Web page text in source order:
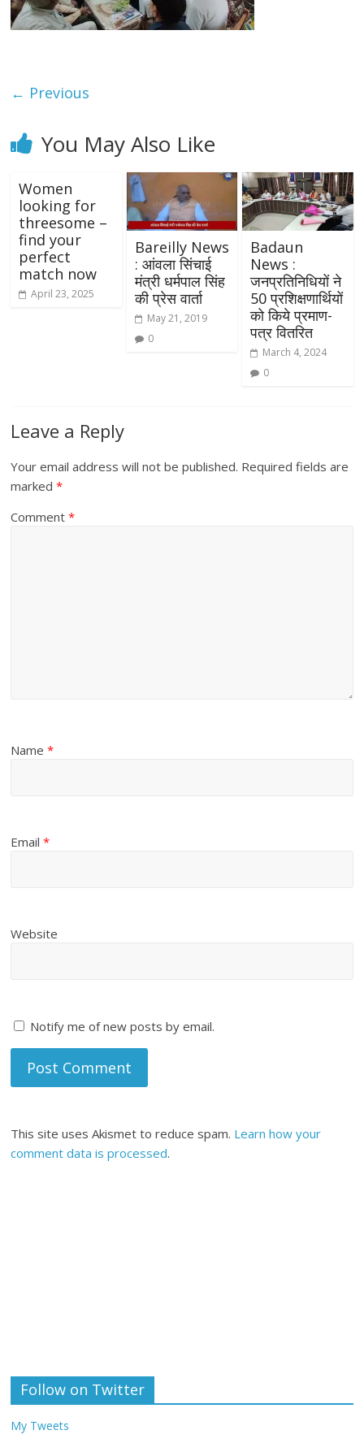
← Previous
You May Also Like
Women
looking for
threesome –
find your
perfect
match now
April 23, 2025
Bareilly News
: आंवला सिंचाई
मंत्री धर्मपाल सिंह
की प्रेस वार्ता
May 21, 2019
0
Badaun
News :
जनप्रतिनिधियों ने
50 प्रशिक्षणार्थियों
को किये प्रमाण-
पत्र वितरित
March 4, 2024
0
Leave a Reply
Your email address will not be published. Required fields are
marked*
Comment*
Name*
Email*
Website
Notify me of new posts by email.
This site uses Akismet to reduce spam. Learn how your
comment data is processed.
Follow on Twitter
My Tweets